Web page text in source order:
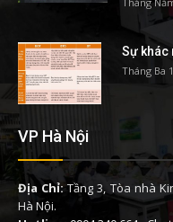
Sự khác
Tháng Ba
VP Hà Nội
Địa Chỉ: Tầng 3, Tòa nhà
Hà Nội.